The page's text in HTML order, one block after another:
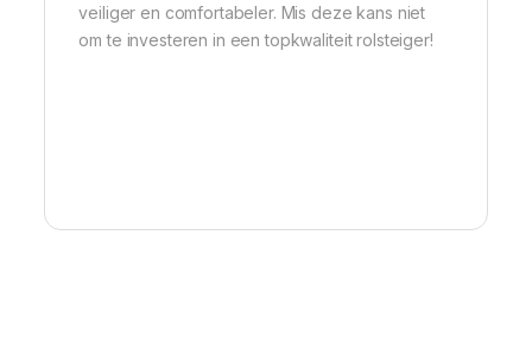
veiliger en comfortabeler. Mis deze kans niet
om te investeren in een topkwaliteit rolsteiger!